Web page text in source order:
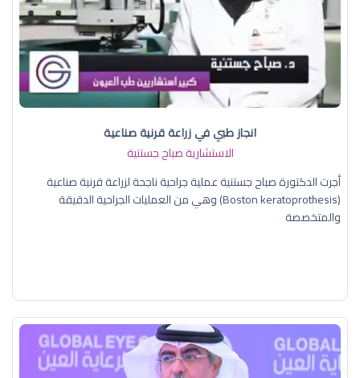
انجاز طبي في زراعة قرنية صناعية
الاستشارية صباح جستنية
أجرت الدكتورة صباح جستنية عملية جراحية ناجحة لزراعة قرنية صناعية
(Boston keratoprothesis) وهي من العمليات الجراحية الدقيقة
والمتخصصة